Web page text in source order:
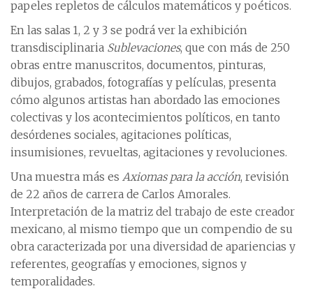
papeles repletos de cálculos matemáticos y poéticos.
En las salas 1, 2 y 3 se podrá ver la exhibición
transdisciplinaria Sublevaciones, que con más de 250
obras entre manuscritos, documentos, pinturas,
dibujos, grabados, fotografías y películas, presenta
cómo algunos artistas han abordado las emociones
colectivas y los acontecimientos políticos, en tanto
desórdenes sociales, agitaciones políticas,
insumisiones, revueltas, agitaciones y revoluciones.
Una muestra más es Axiomas para la acción, revisión
de 22 años de carrera de Carlos Amorales.
Interpretación de la matriz del trabajo de este creador
mexicano, al mismo tiempo que un compendio de su
obra caracterizada por una diversidad de apariencias y
referentes, geografías y emociones, signos y
temporalidades.